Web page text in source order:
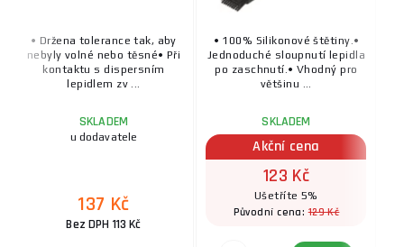
• Držena tolerance tak, aby
nebyly volné nebo těsné• Při
kontaktu s dispersním
lepidlem zv ...
SKLADEM
u dodavatele
137 Kč
Bez DPH 113 Kč
• 100% Silikonové štětiny.•
Jednoduché sloupnutí lepidla
po zaschnutí.• Vhodný pro
většinu ...
SKLADEM
Akční cena
123 Kč
Ušetříte 5%
Původní cena:129 Kč